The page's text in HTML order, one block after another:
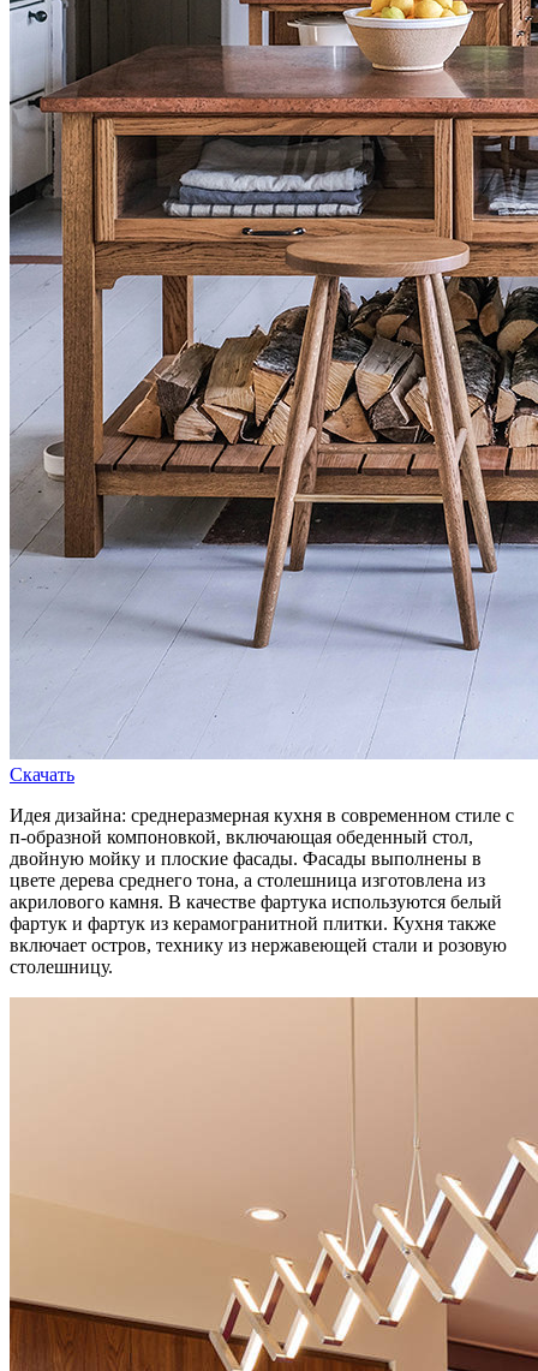
Скачать
Идея дизайна: среднеразмерная кухня в современном стиле с
п-образной компоновкой, включающая обеденный стол,
двойную мойку и плоские фасады. Фасады выполнены в
цвете дерева среднего тона, а столешница изготовлена из
акрилового камня. В качестве фартука используются белый
фартук и фартук из керамогранитной плитки. Кухня также
включает остров, технику из нержавеющей стали и розовую
столешницу.